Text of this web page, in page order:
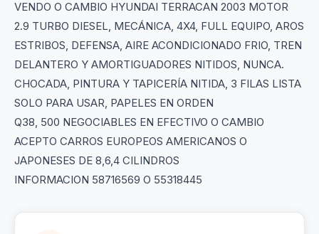
VENDO O CAMBIO HYUNDAI TERRACAN 2003 MOTOR
2.9 TURBO DIESEL, MECÁNICA, 4X4, FULL EQUIPO, AROS
ESTRIBOS, DEFENSA, AIRE ACONDICIONADO FRIO, TREN
DELANTERO Y AMORTIGUADORES NITIDOS, NUNCA.
CHOCADA, PINTURA Y TAPICERÍA NITIDA, 3 FILAS LISTA
SOLO PARA USAR, PAPELES EN ORDEN
Q38, 500 NEGOCIABLES EN EFECTIVO O CAMBIO
ACEPTO CARROS EUROPEOS AMERICANOS O
JAPONESES DE 8,6,4 CILINDROS
INFORMACION 58716569 O 55318445